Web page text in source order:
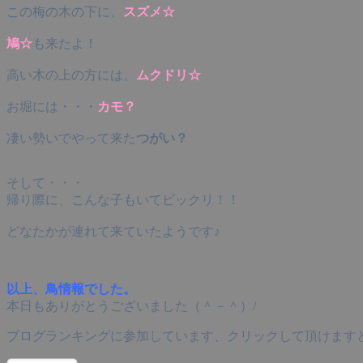
この梅の木の下に、 スズメ☆
鳩☆も来たよ！
高い木の上の方には、 ムクドリ☆
お堀には・・・ カモ？
凄い勢いでやって来たつがい？
そして・・・
帰り際に、こんな子もいてビックリ！！
どなたかが連れて来ていたようです♪
以上、鳥情報でした。
本日もありがとうございました（＾－＾）/
ブログランキングに参加しています、クリックして頂けま